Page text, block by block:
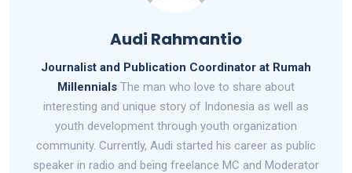
Audi Rahmantio
Journalist and Publication Coordinator at Rumah
Millennials The man who love to share about
interesting and unique story of Indonesia as well as
youth development through youth organization
community. Currently, Audi started his career as public
speaker in radio and being freelance MC and Moderator